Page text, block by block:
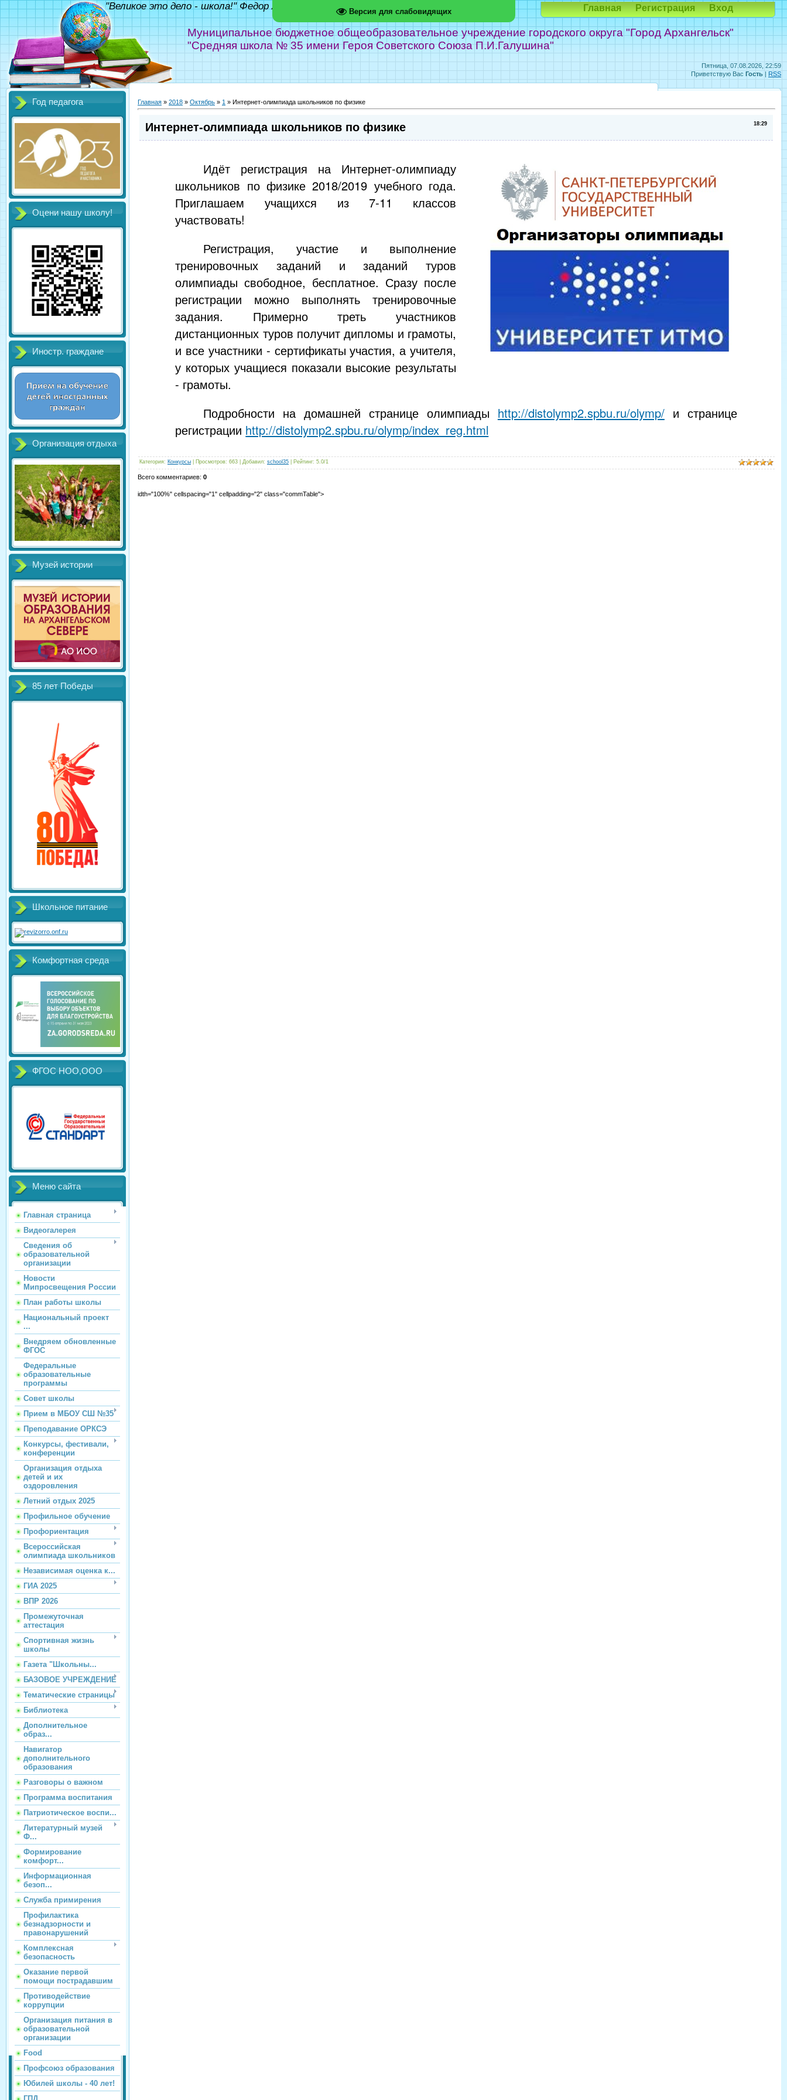
Версия для слабовидящих
Пятница, 07.08.2026, 22:59
Приветствую Вас Гость | RSS
Муниципальное бюджетное общеобразовательное учреждение городского округа "Город Архангельск"
"Средняя школа № 35 имени Героя Советского Союза П.И.Галушина"
"Великое это дело - школа!" Федор Абрамов Главная Регистрация Вход
Год педагога
Оцени нашу школу!
Иностр. граждане
Организация отдыха
Музей истории
85 лет Победы
Школьное питание
Комфортная среда
ФГОС НОО,ООО
Меню сайта
Главная страница
Видеогалерея
Сведения об
образовательной
организации
Новости
Мипросвещения России
План работы школы
Национальный проект
...
Внедряем обновленные
ФГОС
Федеральные
образовательные
программы
Совет школы
Прием в МБОУ СШ №35
Преподавание ОРКСЭ
Конкурсы, фестивали,
конференции
Организация отдыха
детей и их
оздоровления
Летний отдых 2025
Профильное обучение
Профориентация
Всероссийская
олимпиада школьников
Независимая оценка к...
ГИА 2025
ВПР 2026
Промежуточная
аттестация
Спортивная жизнь
школы
Газета "Школьны...
БАЗОВОЕ УЧРЕЖДЕНИЕ
Тематические страницы
Библиотека
Дополнительное
образ...
Навигатор
дополнительного
образования
Разговоры о важном
Программа воспитания
Патриотическое воспи...
Литературный музей
Ф...
Формирование
комфорт...
Информационная
безоп...
Служба примирения
Профилактика
безнадзорности и
правонарушений
Комплексная
безопасность
Оказание первой
помощи пострадавшим
Противодействие
коррупции
Организация питания в
образовательной
организации
Food
Профсоюз образования
Юбилей школы - 40 лет!
Главная » 2018 » Октябрь » 1 » Интернет-олимпиада школьников по физике
18:29
Интернет-олимпиада школьников по физике
Идёт регистрация на Интернет-олимпиаду
школьников по физике 2018/2019 учебного года.
Приглашаем учащихся из 7-11 классов
участвовать!
Регистрация, участие и выполнение
тренировочных заданий и заданий туров
олимпиады свободное, бесплатное. Сразу после
регистрации можно выполнять тренировочные
задания. Примерно треть участников
дистанционных туров получит дипломы и грамоты,
и все участники - сертификаты участия, а учителя,
у которых учащиеся показали высокие результаты
- грамоты.
Подробности на домашней странице олимпиады http://distolymp2.spbu.ru/olymp/и странице
регистрации http://distolymp2.spbu.ru/olymp/index_reg.html
Категория: Конкурсы Просмотров: 663 Добавил: school35 Рейтинг: 5.0/1
Всего комментариев: 0
idth="100%" cellspacing="1" cellpadding="2" class="commTable">